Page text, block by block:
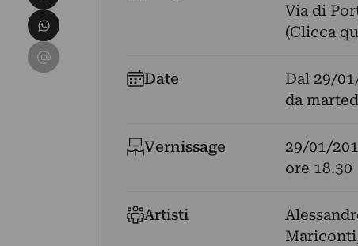
Via di
(Clicca
Date Dal 29/
da
Vernissage
29/01/
ore 18.30
Artisti
Mariconti
Condividi su WhatsApp
Condividi su Email